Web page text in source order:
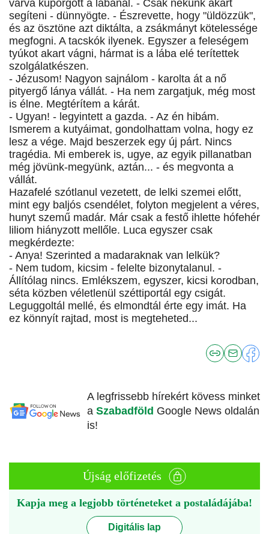
várva kuporgott a lábánál. - Csak nekünk akart
segíteni - dünnyögte. - Észrevette, hogy "üldözzük",
és az ösztöne azt diktálta, a zsákmányt kötelessége
megfogni. A tacskók ilyenek. Egyszer a feleségem
tyúkot akart vágni, hármat is a lába elé terítettek
szolgálatkészen.
- Jézusom! Nagyon sajnálom - karolta át a nő
pityergő lánya vállát. - Ha nem zargatjuk, még most
is élne. Megtérítem a kárát.
- Ugyan! - legyintett a gazda. - Az én hibám.
Ismerem a kutyáimat, gondolhattam volna, hogy ez
lesz a vége. Majd beszerzek egy új párt. Nincs
tragédia. Mi emberek is, ugye, az egyik pillanatban
még jövünk-megyünk, aztán... - és megvonta a
vállát.
Hazafelé szótlanul vezetett, de lelki szemei előtt,
mint egy baljós csendélet, folyton megjelent a véres,
hunyt szemű madár. Már csak a festő ihlette hófehér
liliom hiányzott mellőle. Luca egyszer csak
megkérdezte:
- Anya! Szerinted a madaraknak van lelkük?
- Nem tudom, kicsim - felelte bizonytalanul. -
Állítólag nincs. Emlékszem, egyszer, kicsi korodban,
séta közben véletlenül széttiportál egy csigát.
Leguggoltál mellé, és elmondtál érte egy imát. Ha
ez könnyít rajtad, most is megteheted...
A legfrissebb hírekért kövess minket
a Szabadföld Google News oldalán
is!
Újság előfizetés
Kapja meg a legjobb történeteket a postaládájába!
Digitális lap